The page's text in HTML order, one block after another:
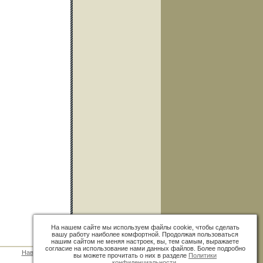
Наверх »
На нашем сайте мы используем файлы cookie, чтобы сделать
вашу работу наиболее комфортной. Продолжая пользоваться
нашим сайтом не меняя настроек, вы, тем самым, выражаете
согласие на использование нами данных файлов. Более подробно
вы можете прочитать о них в разделе Политики